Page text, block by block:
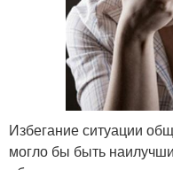
Избегание ситуации
могло бы быть